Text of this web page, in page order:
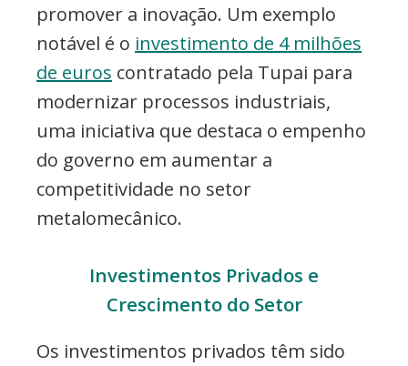
promover a inovação. Um exemplo
notável é o investimento de 4 milhões
de euros contratado pela Tupai para
modernizar processos industriais,
uma iniciativa que destaca o empenho
do governo em aumentar a
competitividade no setor
metalomecânico.
Investimentos Privados e
Crescimento do Setor
Os investimentos privados têm sido